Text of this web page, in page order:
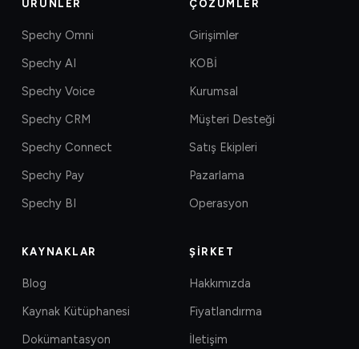
ÜRÜNLER
Spechy Omni
Spechy AI
Spechy Voice
Spechy CRM
Spechy Connect
Spechy Pay
Spechy BI
ÇÖZÜMLER
Girişimler
KOBİ
Kurumsal
Müşteri Desteği
Satış Ekipleri
Pazarlama
Operasyon
KAYNAKLAR
Blog
Kaynak Kütüphanesi
Dokümantasyon
ŞIRKET
Hakkımızda
Fiyatlandırma
İletişim